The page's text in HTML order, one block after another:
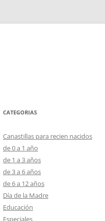
CATEGORIAS
Canastillas para recien nacidos
de 0 a 1 año
de 1 a 3 años
de 3 a 6 años
de 6 a 12 años
Día de la Madre
Educación
Especiales